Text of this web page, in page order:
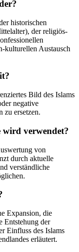
historischen
der religiös-
kulturellen Austausch
Bild des Islams
negative
zu ersetzen.
wird verwendet?
von
durch aktuelle
verständliche
Expansion, die
Entstehung der
Einfluss des Islams
erläutert.